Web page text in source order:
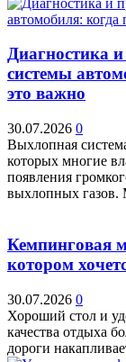
Диагностика
системы
это важно
30.07.2026 0
Выхлопная
которых многие
появления
выхлопных газов.
Кемпинговая
котором
30.07.2026 0
Хороший стол и
качества отдыха
дороги